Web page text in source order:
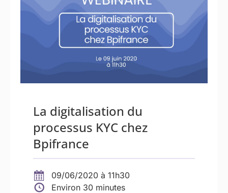
La digitalisation du
processus KYC chez
Bpifrance
09/06/2020 à 11h30
Environ 30 minutes